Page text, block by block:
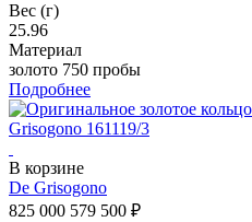
Вес (г)
25.96
Материал
золото 750 пробы
Подробнее
В корзине
De Grisogono
825 000 579 500 ₽